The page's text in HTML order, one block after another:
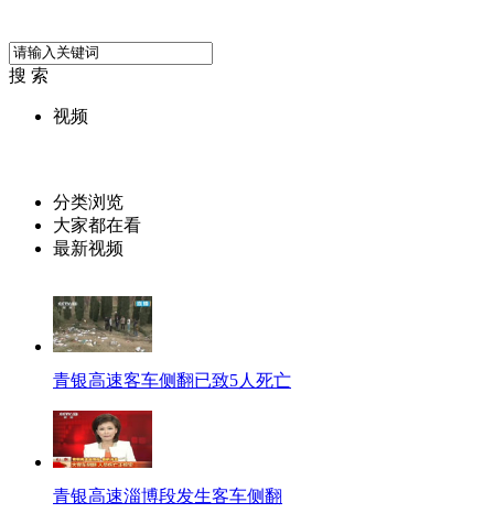
搜 索
视频
分类浏览
大家都在看
最新视频
青银高速客车侧翻已致5人死亡
青银高速淄博段发生客车侧翻